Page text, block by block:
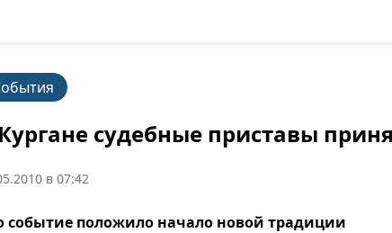
судебные приставы
в 07:42
событие положило начало новой традиции